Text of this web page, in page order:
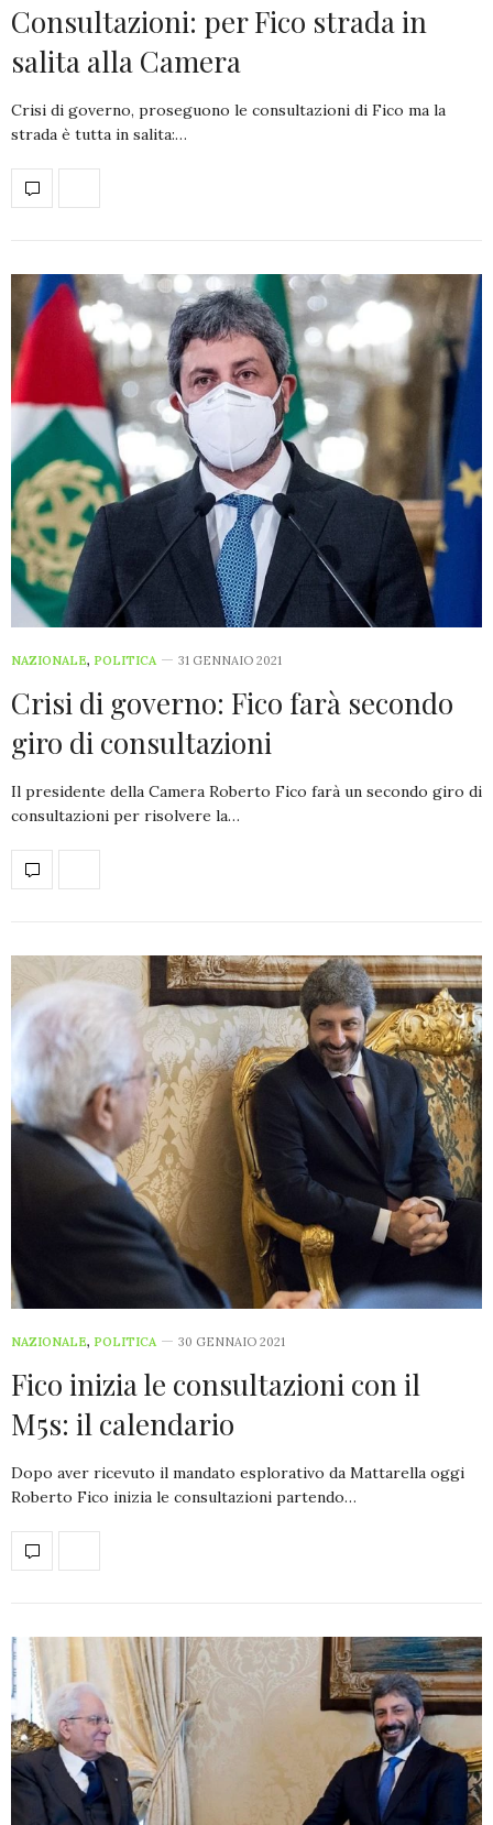
Consultazioni: per Fico strada in
salita alla Camera
Crisi di governo, proseguono le consultazioni di Fico ma la
strada è tutta in salita:…
NAZIONALE, POLITICA 31 GENNAIO 2021
Crisi di governo: Fico farà secondo
giro di consultazioni
Il presidente della Camera Roberto Fico farà un secondo giro di
consultazioni per risolvere la…
NAZIONALE, POLITICA 30 GENNAIO 2021
Fico inizia le consultazioni con il
M5s: il calendario
Dopo aver ricevuto il mandato esplorativo da Mattarella oggi
Roberto Fico inizia le consultazioni partendo…